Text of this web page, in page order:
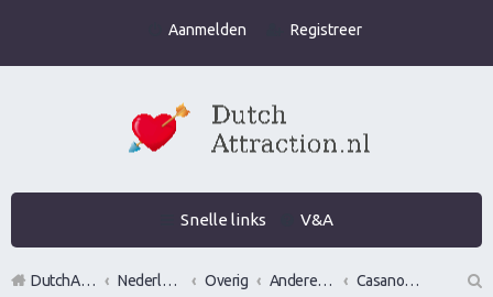
Aanmelden Registreer
Snelle links V&A
DutchAttraction.nl Nederlands grootste Dutch Attraction, Lifestyle, Vrouwen versieren en Pick-Up (PUA) Forum Overig Andere pick up of vrouwen versier fora
Casanova Bootcamp Forum